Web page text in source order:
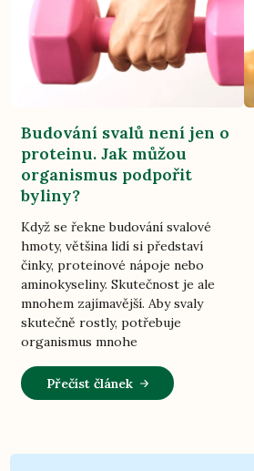
Budování svalů není jen o
proteinu. Jak můžou
organismus podpořit
byliny?
Když se řekne budování svalové
hmoty, většina lidí si představí
činky, proteinové nápoje nebo
aminokyseliny. Skutečnost je ale
mnohem zajímavější. Aby svaly
skutečně rostly, potřebuje
organismus mnohe
Přečíst článek